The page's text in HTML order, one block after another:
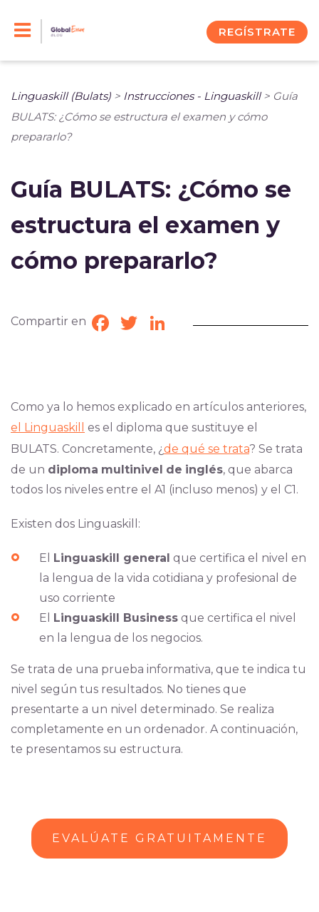
REGÍSTRATE
Linguaskill (Bulats) > Instrucciones - Linguaskill> Guía
BULATS: ¿Cómo se estructura el examen y cómo
prepararlo?
Guía BULATS: ¿Cómo se
estructura el examen y
cómo prepararlo?
Compartir en Facebook
TwitterLinkedIn
Como ya lo hemos explicado en artículos anteriores,
el Linguaskill
es el diploma que sustituye el
BULATS. Concretamente, ¿de qué se trata? Se trata
de un diploma multinivel de inglés, que abarca
todos los niveles entre el A1 (incluso menos) y el C1.
Existen dos Linguaskill:
El Linguaskill general que certifica el nivel en
la lengua de la vida cotidiana y profesional de
uso corriente
El Linguaskill Business que certifica el nivel
en la lengua de los negocios.
Se trata de una prueba informativa, que te indica tu
nivel según tus resultados. No tienes que
presentarte a un nivel determinado. Se realiza
completamente en un ordenador. A continuación,
te presentamos su estructura.
EVALÚATE GRATUITAMENTE